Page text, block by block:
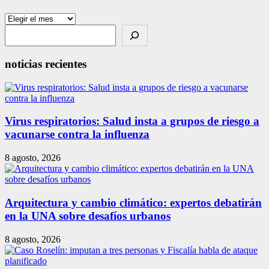
Archivos
noticias recientes
Virus respiratorios: Salud insta a grupos de riesgo a
vacunarse contra la influenza
8 agosto, 2026
Arquitectura y cambio climático: expertos debatirán
en la UNA sobre desafíos urbanos
8 agosto, 2026